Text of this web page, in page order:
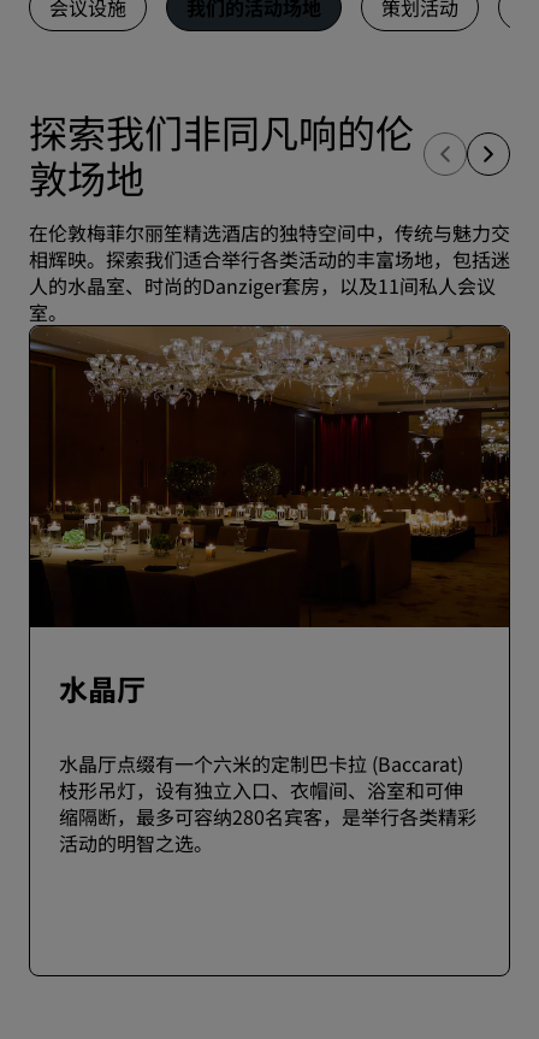
会议设施 我们的活动场地 策划活动
探索我们非同凡响的伦
敦场地
在伦敦梅菲尔丽笙精选酒店的独特空间中，传统与魅力交
相辉映。探索我们适合举行各类活动的丰富场地，包括迷
人的水晶室、时尚的Danziger套房，以及11间私人会议
室。
水晶厅
水晶厅点缀有一个六米的定制巴卡拉 (Baccarat)
枝形吊灯，设有独立入口、衣帽间、浴室和可伸
缩隔断，最多可容纳280名宾客，是举行各类精彩
活动的明智之选。